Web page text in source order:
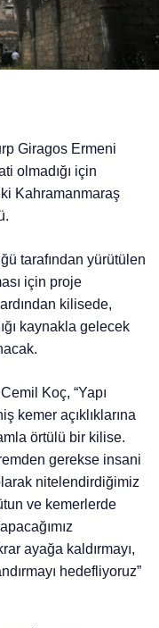
Giragos Ermeni
olmadığı için
Kahramanmaraş
tarafından yürütülen
için proje
kilisede,
kaynakla gelecek
Koç, “Yapı
kemer açıklıklarına
örtülü bir kilise.
gerekse insani
nitelendirdiğimiz
ve kemerlerde
ayağa kaldırmayı,
hedefliyoruz”